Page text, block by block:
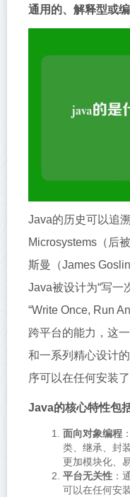
通用的、解释型或
Java的历史可以追
Microsystems（后
斯曼（James
Java被设计为“写一
“Write Once, Run
跨平台的能力，这
和一系列精心设计
序可以在任何安装
Java的核心特性包
面向对象编程
类、继承、封
更加模块化、
平台无关性 ：
可以在任何安